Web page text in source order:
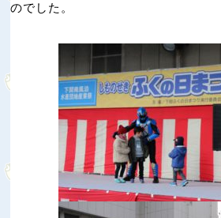
のでした。